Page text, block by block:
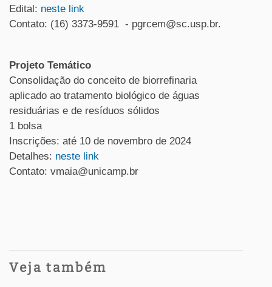
Edital: neste link
Contato: (16) 3373-9591 - pgrcem@sc.usp.br.
Projeto Temático
Consolidação do conceito de biorrefinaria
aplicado ao tratamento biológico de águas
residuárias e de resíduos sólidos
1 bolsa
Inscrições: até 10 de novembro de 2024
Detalhes: neste link
Contato: vmaia@unicamp.br
Veja também